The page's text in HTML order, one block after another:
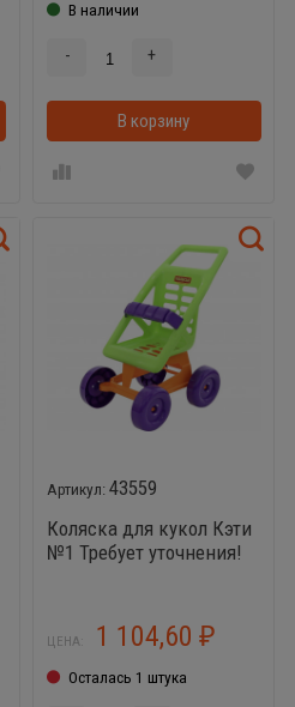
В корзинке
В наличии
- +
В корзину
43559
Коляска для кукол Кэти
№1 Требует уточнения!
ЦЕНА: 1 104,60₽
Осталась 1 штука